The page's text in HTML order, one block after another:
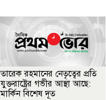
তারেক রহমানের নেতৃত্বের প্রতি
যুক্তরাষ্ট্রের গভীর আস্থা আছে:
মার্কিন বিশেষ দূত